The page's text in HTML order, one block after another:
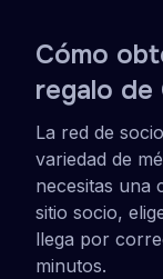
Cómo
regalo de
La red de
variedad de
necesitas una
sitio socio,
llega por
minutos.